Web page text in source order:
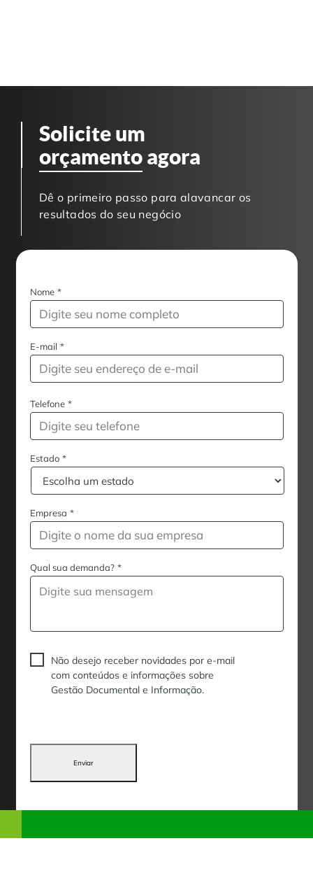
Solicite um
orçamento agora
Dê o primeiro passo para alavancar os
resultados do seu negócio
Nome *
E-mail *
Telefone *
Estado *
Empresa *
Qual sua demanda? *
Não desejo receber novidades por e-mail
com conteúdos e informações sobre
Gestão Documental e Informação.
Enviar